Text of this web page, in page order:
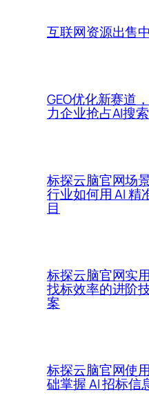
互联网资源出售中
GEO优化新赛道
力企业抢占AI搜
标探云脑官网场
行业如何用 AI 精
目
标探云脑官网实
找标效率的进阶
案
标探云脑官网使
础掌握 AI 招标信